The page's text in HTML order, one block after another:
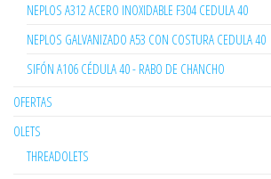
NEPLOS A312 ACERO INOXIDABLE F304 CEDULA 40
NEPLOS GALVANIZADO A53 CON COSTURA CEDULA 40
SIFÓN A106 CÉDULA 40 - RABO DE CHANCHO
OFERTAS
OLETS
THREADOLETS